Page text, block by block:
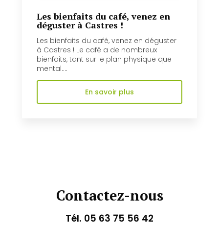
Les bienfaits du café, venez en
déguster à Castres !
Les bienfaits du café, venez en déguster
à Castres ! Le café a de nombreux
bienfaits, tant sur le plan physique que
mental....
En savoir plus
Contactez-nous
Tél. 05 63 75 56 42